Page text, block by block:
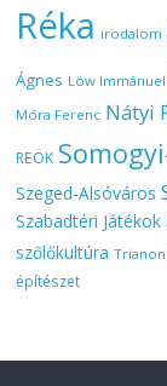
Réka irodalom
Ágnes Löw Immánuel
Móra Ferenc Nátyi
REÖK
Szeged-Alsóváros
Szabadtéri Játékok
szőlőkultúra Trianon
építészet